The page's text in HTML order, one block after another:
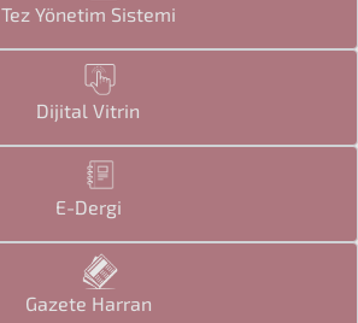
Tez Yönetim Sistemi
Dijital Vitrin
E-Dergi
Gazete Harran